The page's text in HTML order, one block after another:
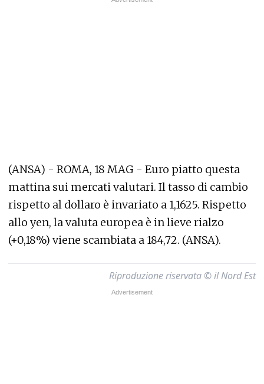
(ANSA) - ROMA, 18 MAG - Euro piatto questa
mattina sui mercati valutari. Il tasso di cambio
rispetto al dollaro è invariato a 1,1625. Rispetto
allo yen, la valuta europea è in lieve rialzo
(+0,18%) viene scambiata a 184,72. (ANSA).
Riproduzione riservata © il Nord Est